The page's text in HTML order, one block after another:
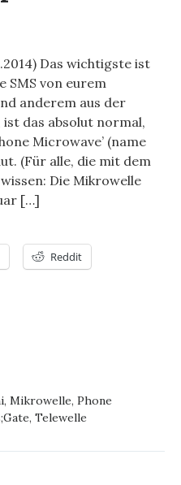
Das wichtigste ist
SMS von eurem
anderem aus der
das absolut normal,
Microwave’ (name
(Für alle, die mit dem
Die Mikrowelle
[…]
Reddit
, Mikrowelle, Phone
, Telewelle